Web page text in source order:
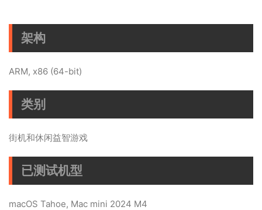
架构
ARM, x86 (64-bit)
类别
街机和休闲益智游戏
已测试机型
macOS Tahoe, Mac mini 2024 M4